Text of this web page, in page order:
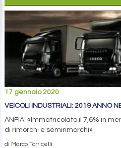
17 gennaio 2020
VEICOLI INDUSTRIALI: 2019 ANNO
ANFIA: «Immatricolato il 7,6% in
di rimorchi e semirimorchi»
di Marco Torricelli